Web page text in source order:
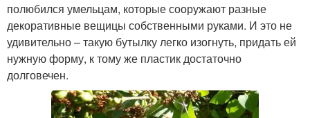
полюбился умельцам, которые сооружают разные
декоративные вещицы собственными руками. И это не
удивительно – такую бутылку легко изогнуть, придать ей
нужную форму, к тому же пластик достаточно
долговечен.